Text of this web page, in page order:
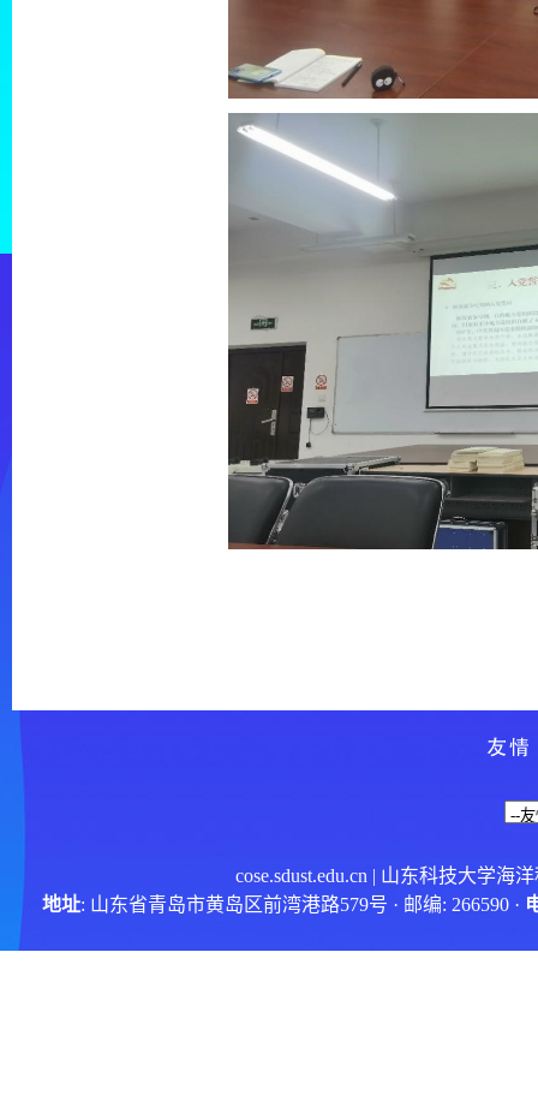
cose.sdust.edu.cn | 山东科技大学海
地址: 山东省青岛市黄岛区前湾港路579号 · 邮编: 266590 ·